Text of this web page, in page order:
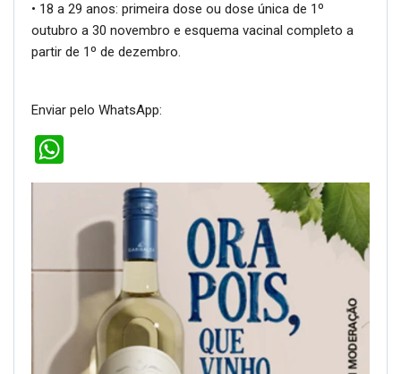
• 18 a 29 anos: primeira dose ou dose única de 1º
outubro a 30 novembro e esquema vacinal completo a
partir de 1º de dezembro.
Enviar pelo WhatsApp: